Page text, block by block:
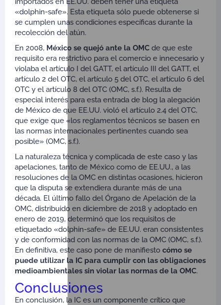
«dolphin-safe». Esta etiqueta sólo puede obtenerse si
se cumplen unas condiciones específicas durante la
recolección del atún.
En 2008, México se quejó ante la OMC de que este
requisito era restrictivo para el comercio e innecesario y
violaba el artículo I del GATT, el artículo III del GATT, el
artículo 2 del OTC, el artículo 5 del OTC, el artículo 6 del
OTC y el artículo 8 del OTC (OMC, s.f.). Resulta de
especial interés para esta entrada de blog la alegación
de México de que EE.UU. violó el artículo 2.4 del OTC,
que exige que «los reglamentos técnicos se basen en
las normas internacionales pertinentes cuando sea
posible» (OMC, s.f.).
La naturaleza técnica y complicada de este caso y las
apelaciones, tanto de México como de EE.UU., a las
resoluciones de la OMC en distintas ocasiones, hicieron
que la disputa se extendiera durante más de una
década. El último fallo del Órgano de Apelación de la
OMC, distribuido en diciembre de 2018 y adoptado en
enero de 2019, determinó que los requisitos de
etiquetado «dolphin-safe» de EE.UU. eran consistentes
y de conformidad con las normas de la OMC (OMC, s.f.).
En definitiva, este caso pone de manifiesto cómo se
puede utilizar la IC para cumplir con las obligaciones
medioambientales sin violar las normas de la OMC.
Conclusiones
En conclusión, la IC es un componente crítico que